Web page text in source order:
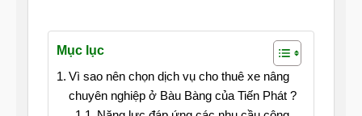
Mục lục
Vì sao nên chọn dịch vụ cho thuê xe nâng
chuyên nghiệp ở Bàu Bàng của Tiến Phát ?